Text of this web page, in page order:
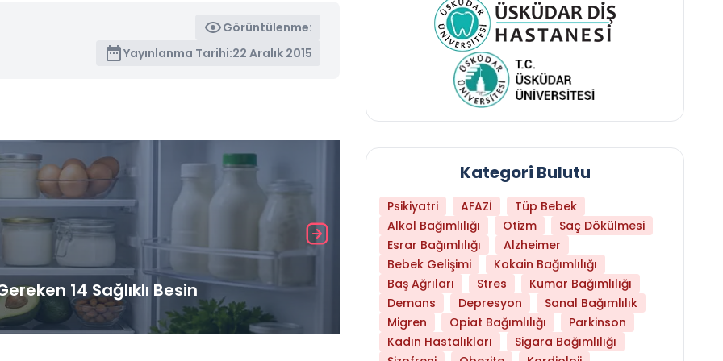
Görüntülenme:
Yayınlanma Tarihi:22 Aralık 2015
14 Sağlıklı Besin Hangi Yaşta Hangi Testi Yaptırmanız
Kategori Bulutu
Psikiyatri AFAZİ
Tüp Bebek
Alkol Bağımlılığı
Otizm
Saç Dökülmesi
Esrar Bağımlılığı
Alzheimer
Bebek Gelişimi
Kokain Bağımlılığı
Baş Ağrıları
Stres
Kumar Bağımlılığı
Demans
Depresyon
Sanal Bağımlılık
Migren
Opiat Bağımlılığı
Parkinson
Kadın Hastalıkları
Sigara Bağımlılığı